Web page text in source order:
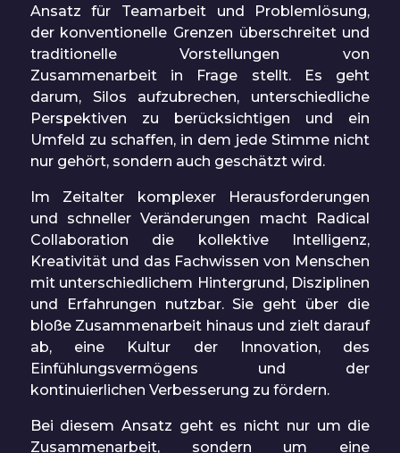
Ansatz für Teamarbeit und Problemlösung,
der konventionelle Grenzen überschreitet und
traditionelle Vorstellungen von
Zusammenarbeit in Frage stellt. Es geht
darum, Silos aufzubrechen, unterschiedliche
Perspektiven zu berücksichtigen und ein
Umfeld zu schaffen, in dem jede Stimme nicht
nur gehört, sondern auch geschätzt wird.
Im Zeitalter komplexer Herausforderungen
und schneller Veränderungen macht Radical
Collaboration die kollektive Intelligenz,
Kreativität und das Fachwissen von Menschen
mit unterschiedlichem Hintergrund, Disziplinen
und Erfahrungen nutzbar. Sie geht über die
bloße Zusammenarbeit hinaus und zielt darauf
ab, eine Kultur der Innovation, des
Einfühlungsvermögens und der
kontinuierlichen Verbesserung zu fördern.
Bei diesem Ansatz geht es nicht nur um die
Zusammenarbeit, sondern um eine